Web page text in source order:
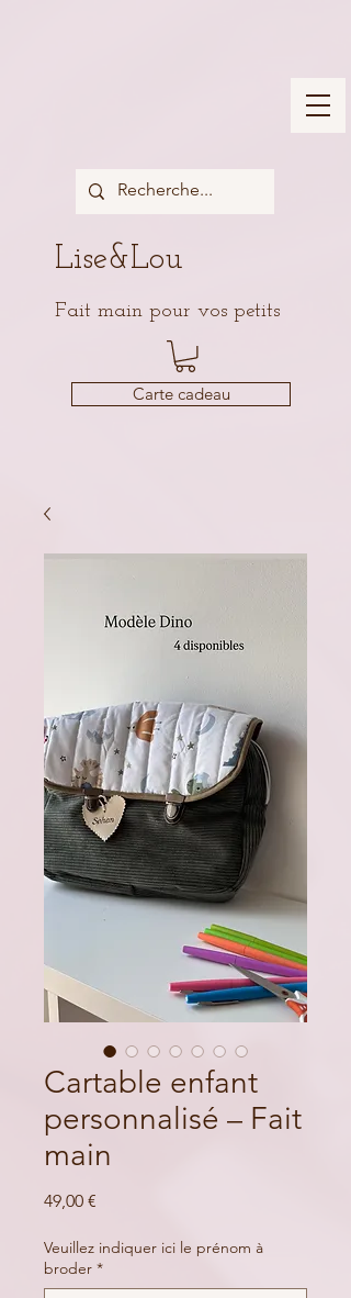
Lise&Lou
Fait main pour vos petits
Carte cadeau
Cartable enfant
personnalisé – Fait
main
49,00 €
Veuillez indiquer ici le prénom à
broder *